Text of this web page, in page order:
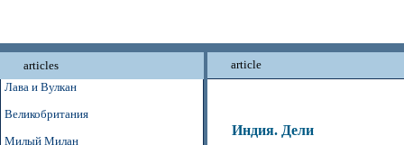
articles
Лава и Вулкан
Великобритания
Милый Милан
article
Индия. Дели